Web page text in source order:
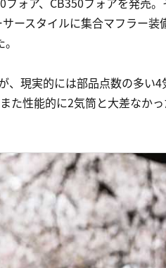
ースタイルに集合マフラー装
、現実的には部品点数の多い4
た性能的に2気筒と大差なか